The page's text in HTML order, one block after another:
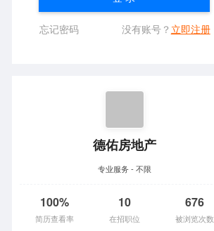
忘记密码 没有账号？ 立即注册
德佑房地产
专业服务 - 不限
100%
简历查看率
10
在招职位
676
被浏览次数